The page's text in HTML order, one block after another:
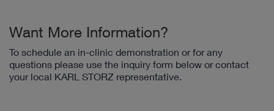
Want More Information?
To schedule an in-clinic demonstration or for any
questions please use the inquiry form below or contact
your local KARL STORZ representative.